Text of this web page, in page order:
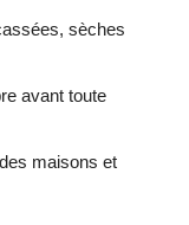
sèches
avant toute
maisons et